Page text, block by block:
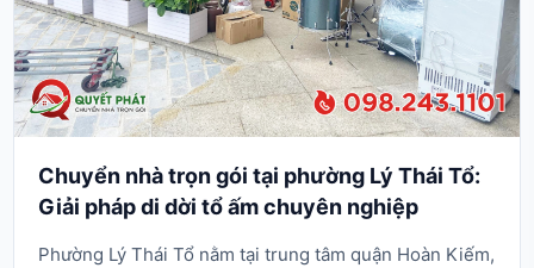
Chuyển nhà trọn gói tại phường Lý Thái Tổ:
Giải pháp di dời tổ ấm chuyên nghiệp
Phường Lý Thái Tổ nằm tại trung tâm quận Hoàn Kiếm,